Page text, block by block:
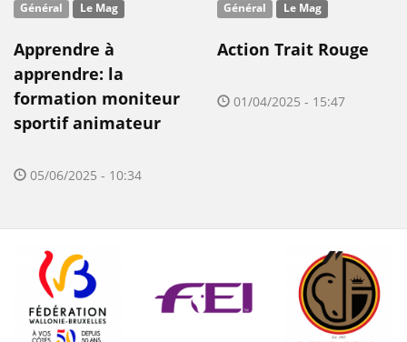
Général Le Mag
Apprendre à
apprendre: la
formation moniteur
sportif animateur
05/06/2025 - 10:34
Général Le Mag
Action Trait Rouge
01/04/2025 - 15:47